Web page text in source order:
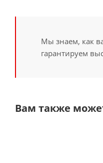
Мы знаем, как
гарантируем
Вам также